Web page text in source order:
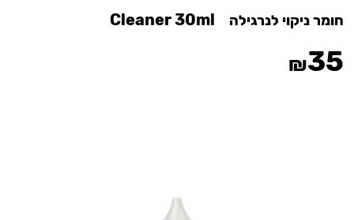
חומר ניקוי לנרגילה Cleaner 30ml
₪35